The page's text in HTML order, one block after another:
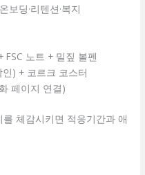
딩·리텐션·복지
노트 + 밀짚 볼펜
) + 코르크 코스터
페이지 연결)
체감시키면 적응기간과 애